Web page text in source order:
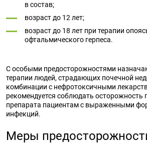
в состав;
возраст до 12 лет;
возраст до 18 лет при терапии
офтальмического герпеса.
С особыми предосторожностями
терапии людей, страдающих почечной
комбинации с нефротоксичными
рекомендуется соблюдать осторожность
препарата пациентам с выраженными
инфекций.
Меры